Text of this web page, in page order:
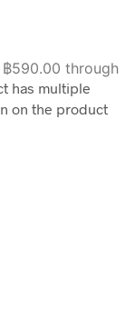
฿590.00 through
has multiple
on the product